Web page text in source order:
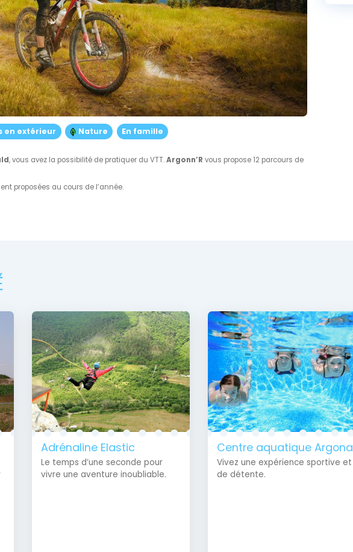
en extérieur Nature En famille
, vous avez la possibilité de pratiquer du VTT.Argonn’R vous propose 12 parcours de
proposées au cours de l’année.
Adrénaline Elastic
Le temps d’une seconde pour
vivre une aventure inoubliable.
Centre aquatique Argona
Vivez une expérience sportive et
de détente.